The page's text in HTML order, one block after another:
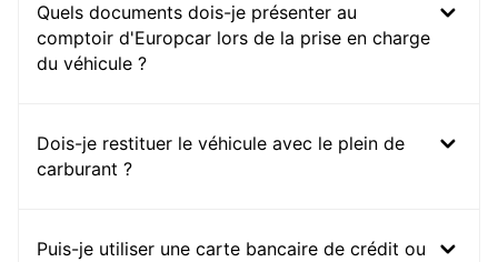
Quels documents dois-je présenter au
comptoir d'Europcar lors de la prise en charge
du véhicule ?
Dois-je restituer le véhicule avec le plein de
carburant ?
Puis-je utiliser une carte bancaire de crédit ou